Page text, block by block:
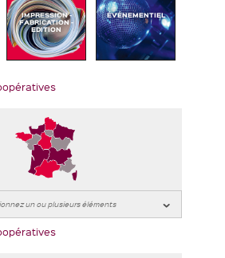
IMPRESSION -
FABRICATION -
EDITION
ÉVÉNEMENTIEL